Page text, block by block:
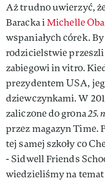
Aż trudno uwierzyć,
Baracka iMichelle
wspaniałych córek.
rodzicielstwie przeszli
zabiegowi in vitro.
prezydentem USA,
dziewczynkami. W
zaliczone do grona25.
przez magazyn Time.
tej samej szkoły co
- Sidwell Friends
wiedzieliśmy na